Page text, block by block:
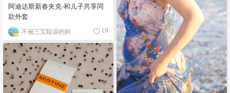
阿迪达斯新春夹克-和儿子共享同
款外套
不被三宝耽误的妈 19